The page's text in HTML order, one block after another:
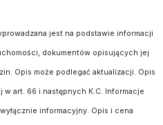
jest na podstawie informacji
dokumentów opisujących jej
Opis może podlegać aktualizacji. Opis
art. 66 i następnych K.C. Informacje
informacyjny. Opis i cena